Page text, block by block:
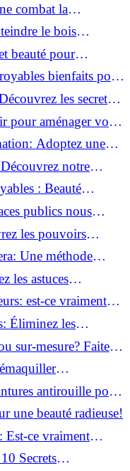
combat la
le bois
beauté pour
bienfaits pour
les secrets
pour aménager votre
Adoptez une
notre
: Beauté
publics nous
surprenantes!
les pouvoirs
Une méthode
les astuces
parfait!est-ce vraiment
Éliminez les
sur-mesure? Faites
révélés!antirouille pour
une beauté radieuse!
Est-ce vraiment
Secrets